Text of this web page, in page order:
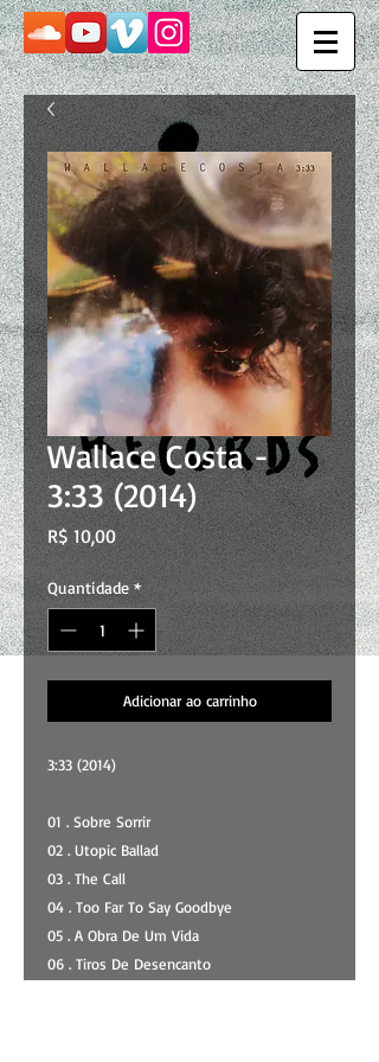
Wallace Costa -
3:33 (2014)
R$ 10,00Preço
Quantidade *
Adicionar ao carrinho
3:33 (2014)
01 . Sobre Sorrir
02 . Utopic Ballad
03 . The Call
04 . Too Far To Say Goodbye
05 . A Obra De Um Vida
06 . Tiros De Desencanto